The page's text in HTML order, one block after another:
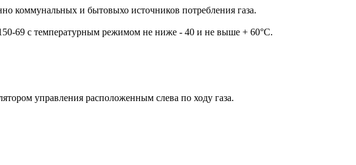
коммунальных и бытовыхо источников потребления газа.
69 с температурным режимом не ниже - 40 и не выше + 60°С.
управления расположенным слева по ходу газа.